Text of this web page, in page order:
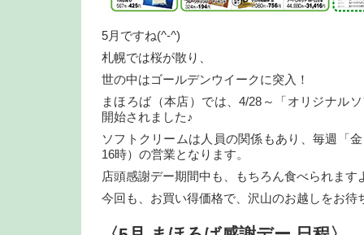
5月ですね(^-^)
札幌では桜が散り、
世の中はゴールデンウイークに突入！
まほろば（本店）では、4/28～「オリジナル
開始されました♪
ソフトクリームは人員の関係もあり、毎週「
16時）の営業となります。
店頭感謝デー期間中も、もちろん食べられます
今回も、お買い得価格で、沢山のお越しをお待